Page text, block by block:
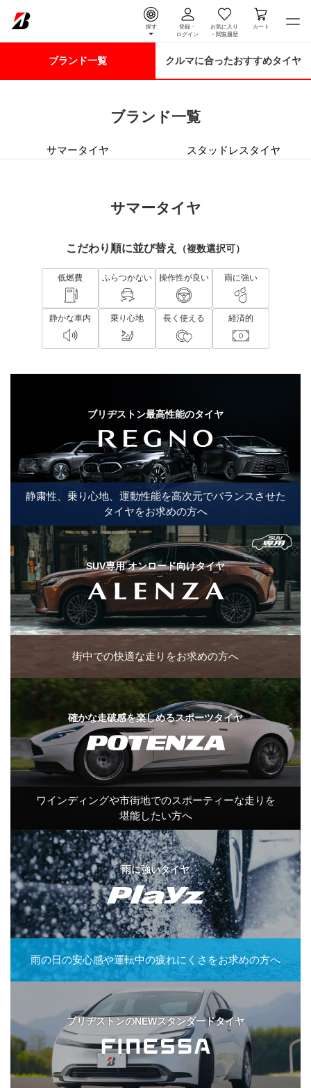
探す
登録・
ログイン
お気に入り
・ 閲覧履歴
カート
ブランド一覧
ブランド一覧 クルマに合ったおすすめタイヤ
ブランド一覧
ブランド一覧
サマータイヤ スタッドレスタイヤ
サマータイヤ
こだわり順に並び替え （複数選択可）
低燃費 ふらつかない 操作性が良い 雨に強い
静かな車内 乗り心地 長く使える 経済的
ブリヂストン最高性能のタイヤ
静粛性、 乗り心地、 運動性能を高次元でバランスさせた
タイヤをお求めの方へ
SUV専用 オンロード向けタイヤ
街中での快適な走りをお求めの方へ
確かな走破感を楽しめるスポーツタイヤ
ワインディングや市街地でのスポーティーな走りを
堪能したい方へ
雨に強いタイヤ
雨の日の安心感や運転中の疲れにくさをお求めの方へ
ブリヂストンのNEWスタンダードタイヤ